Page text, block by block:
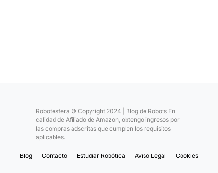
Robotesfera © Copyright 2024 | Blog de Robots En
calidad de Afiliado de Amazon, obtengo ingresos por
las compras adscritas que cumplen los requisitos
aplicables.
Blog Contacto Estudiar Robótica Aviso Legal Cookies